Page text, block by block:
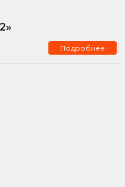
Подробнее